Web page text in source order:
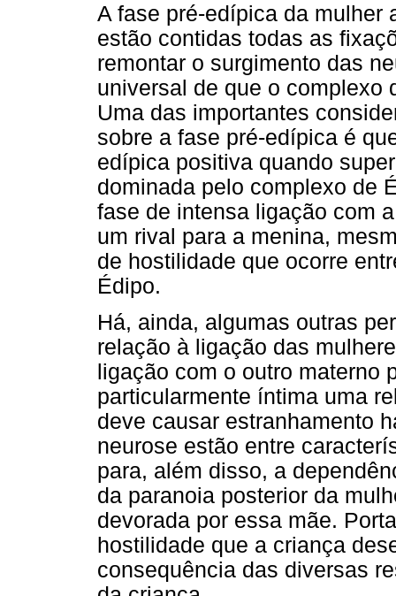
A fase pré-edípica da mulher
estão contidas todas as
remontar o surgimento das
universal de que o complexo
Uma das importantes
sobre a fase pré-edípica é
edípica positiva quando
dominada pelo complexo de
fase de intensa ligação com
um rival para a menina,
de hostilidade que ocorre
Édipo.
Há, ainda, algumas outras
relação à ligação das
ligação com o outro materno
particularmente íntima uma
deve causar estranhamento
neurose estão entre
para, além disso, a
da paranoia posterior da
devorada por essa mãe.
hostilidade que a criança
consequência das diversas